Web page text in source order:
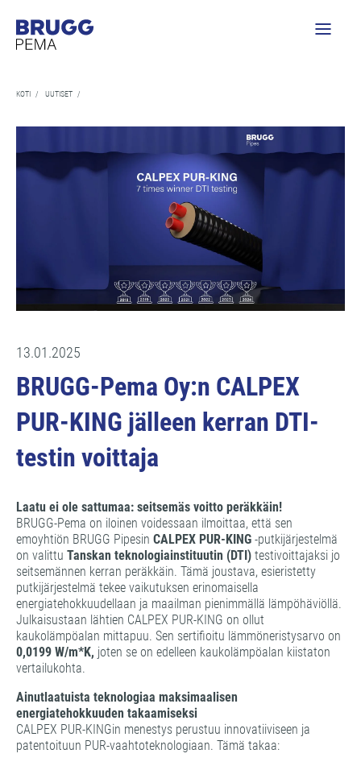
KOTI / UUTISET /
13.01.2025
BRUGG-Pema Oy:n CALPEX
PUR-KING jälleen kerran DTI-
testin voittaja
Laatu ei ole sattumaa: seitsemäs voitto peräkkäin!
BRUGG-Pema on iloinen voidessaan ilmoittaa, että sen
emoyhtiön BRUGG Pipesin CALPEX PUR-KING -putkijärjestelmä
on valittu Tanskan teknologiainstituutin (DTI) testivoittajaksi jo
seitsemännen kerran peräkkäin. Tämä joustava, esieristetty
putkijärjestelmä tekee vaikutuksen erinomaisella
energiatehokkuudellaan ja maailman pienimmällä lämpöhäviöllä.
Julkaisustaan lähtien CALPEX PUR-KING on ollut
kaukolämpöalan mittapuu. Sen sertifioitu lämmöneristysarvo on
0,0199 W/m*K, joten se on edelleen kaukolämpöalan kiistaton
vertailukohta.
Ainutlaatuista teknologiaa maksimaalisen
energiatehokkuuden takaamiseksi
CALPEX PUR-KINGin menestys perustuu innovatiiviseen ja
patentoituun PUR-vaahtoteknologiaan. Tämä takaa: